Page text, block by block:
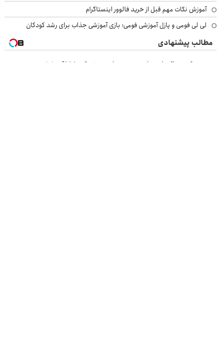
آموزش نکات مهم قبل از خرید فالوور اینستاگرام
لی لی فومی و پازل آموزشی فومی؛ بازی آموزشی جذاب برای رشد کودکان
مطالب پیشنهادی
حس سبکی و پاکسازی طبیعی بدن با دمنوش کبد55%تخفیف